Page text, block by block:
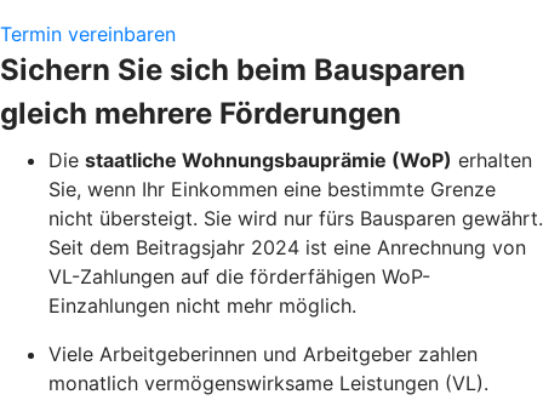
Termin vereinbaren
Sichern Sie sich beim Bausparen
gleich mehrere Förderungen
Die staatliche Wohnungsbauprämie (WoP) erhalten
Sie, wenn Ihr Einkommen eine bestimmte Grenze
nicht übersteigt. Sie wird nur fürs Bausparen gewährt.
Seit dem Beitragsjahr 2024 ist eine Anrechnung von
VL-Zahlungen auf die förderfähigen WoP-
Einzahlungen nicht mehr möglich.
Viele Arbeitgeberinnen und Arbeitgeber zahlen
monatlich vermögenswirksame Leistungen (VL).